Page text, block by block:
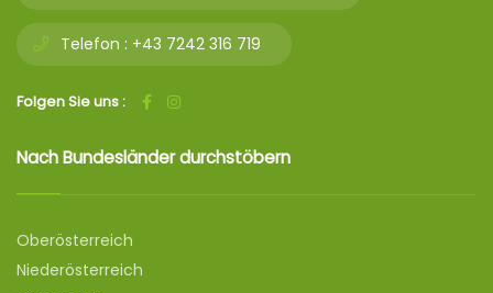
Telefon : +43 7242 316 719
Folgen Sie uns :
Nach Bundesländer durchstöbern
Oberösterreich
Niederösterreich